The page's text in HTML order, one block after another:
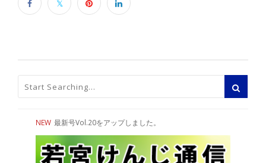
NEW 最新号Vol.20をアップしました。